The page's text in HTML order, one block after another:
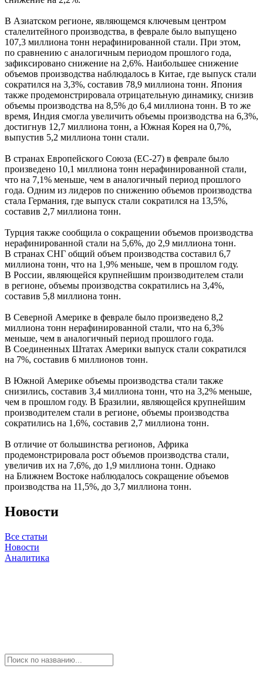
В Азиатском регионе, являющемся ключевым центром
сталелитейного производства, в феврале было выпущено
107,3 миллиона тонн нерафинированной стали. При этом,
по сравнению с аналогичным периодом прошлого года,
зафиксировано снижение на 2,6%. Наибольшее снижение
объемов производства наблюдалось в Китае, где выпуск стали
сократился на 3,3%, составив 78,9 миллиона тонн. Япония
также продемонстрировала отрицательную динамику, снизив
объемы производства на 8,5% до 6,4 миллиона тонн. В то же
время, Индия смогла увеличить объемы производства на 6,3%,
достигнув 12,7 миллиона тонн, а Южная Корея на 0,7%,
выпустив 5,2 миллиона тонн стали.
В странах Европейского Союза (ЕС-27) в феврале было
произведено 10,1 миллиона тонн нерафинированной стали,
что на 7,1% меньше, чем в аналогичный период прошлого
года. Одним из лидеров по снижению объемов производства
стала Германия, где выпуск стали сократился на 13,5%,
составив 2,7 миллиона тонн.
Турция также сообщила о сокращении объемов производства
нерафинированной стали на 5,6%, до 2,9 миллиона тонн.
В странах СНГ общий объем производства составил 6,7
миллиона тонн, что на 1,9% меньше, чем в прошлом году.
В России, являющейся крупнейшим производителем стали
в регионе, объемы производства сократились на 3,4%,
составив 5,8 миллиона тонн.
В Северной Америке в феврале было произведено 8,2
миллиона тонн нерафинированной стали, что на 6,3%
меньше, чем в аналогичный период прошлого года.
В Соединенных Штатах Америки выпуск стали сократился
на 7%, составив 6 миллионов тонн.
В Южной Америке объемы производства стали также
снизились, составив 3,4 миллиона тонн, что на 3,2% меньше,
чем в прошлом году. В Бразилии, являющейся крупнейшим
производителем стали в регионе, объемы производства
сократились на 1,6%, составив 2,7 миллиона тонн.
В отличие от большинства регионов, Африка
продемонстрировала рост объемов производства стали,
увеличив их на 7,6%, до 1,9 миллиона тонн. Однако
на Ближнем Востоке наблюдалось сокращение объемов
производства на 11,5%, до 3,7 миллиона тонн.
Новости
Все статьи
Новости
Аналитика